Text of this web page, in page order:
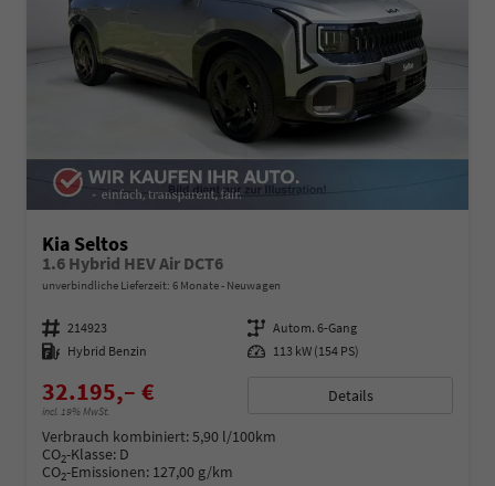
Kia Seltos
1.6 Hybrid HEV Air DCT6
unverbindliche Lieferzeit: 6 Monate Neuwagen
Fahrzeugnummer 214923 Getriebe Autom. 6-Gang
Kraftstoff Hybrid Benzin Leistung 113 kW (154 PS)
32.195,– €
incl. 19% MwSt.
Details
Verbrauch kombiniert:5,90 l/100km
CO2-Klasse: D
CO2-Emissionen: 127,00 g/km